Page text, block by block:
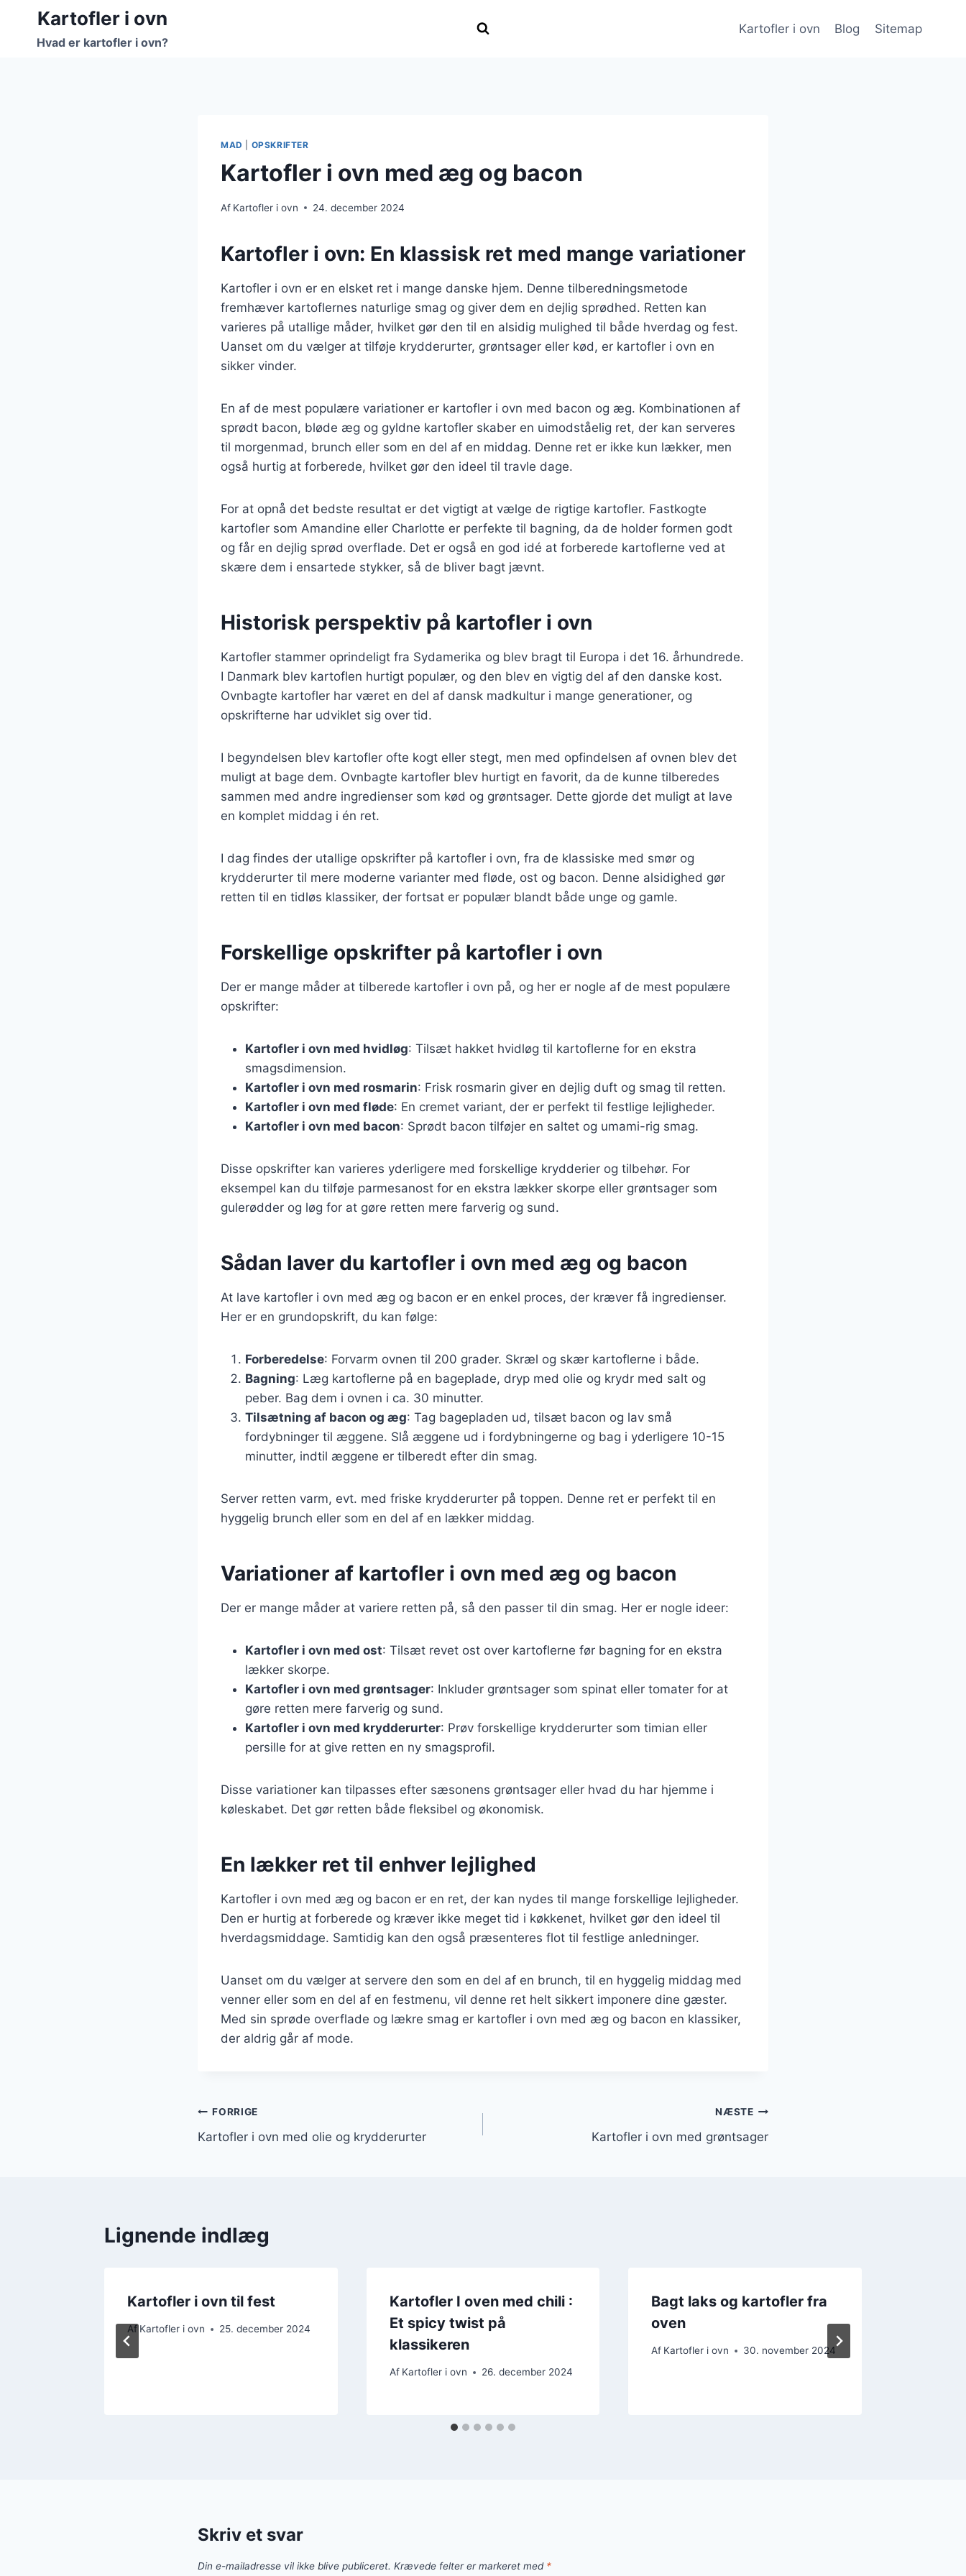
Fortsæt
indhold
Kartofler i ovn
Hvad er kartofler i ovn?
Kartofler i ovn Blog Sitemap
MAD OPSKRIFTER
Kartofler i ovn med æg og bacon
Af Kartofler i ovn 24. december 2024
Kartofler i ovn: En klassisk ret med mange variationer
Kartofler i ovn er en elsket ret i mange danske hjem. Denne tilberedningsmetode
fremhæver kartoflernes naturlige smag og giver dem en dejlig sprødhed. Retten kan
varieres på utallige måder, hvilket gør den til en alsidig mulighed til både hverdag og fest.
Uanset om du vælger at tilføje krydderurter, grøntsager eller kød, er kartofler i ovn en
sikker vinder.
En af de mest populære variationer er kartofler i ovn med bacon og æg. Kombinationen af
sprødt bacon, bløde æg og gyldne kartofler skaber en uimodståelig ret, der kan serveres
til morgenmad, brunch eller som en del af en middag. Denne ret er ikke kun lækker, men
også hurtig at forberede, hvilket gør den ideel til travle dage.
For at opnå det bedste resultat er det vigtigt at vælge de rigtige kartofler. Fastkogte
kartofler som Amandine eller Charlotte er perfekte til bagning, da de holder formen godt
og får en dejlig sprød overflade. Det er også en god idé at forberede kartoflerne ved at
skære dem i ensartede stykker, så de bliver bagt jævnt.
Historisk perspektiv på kartofler i ovn
Kartofler stammer oprindeligt fra Sydamerika og blev bragt til Europa i det 16. århundrede.
I Danmark blev kartoflen hurtigt populær, og den blev en vigtig del af den danske kost.
Ovnbagte kartofler har været en del af dansk madkultur i mange generationer, og
opskrifterne har udviklet sig over tid.
I begyndelsen blev kartofler ofte kogt eller stegt, men med opfindelsen af ovnen blev det
muligt at bage dem. Ovnbagte kartofler blev hurtigt en favorit, da de kunne tilberedes
sammen med andre ingredienser som kød og grøntsager. Dette gjorde det muligt at lave
en komplet middag i én ret.
I dag findes der utallige opskrifter på kartofler i ovn, fra de klassiske med smør og
krydderurter til mere moderne varianter med fløde, ost og bacon. Denne alsidighed gør
retten til en tidløs klassiker, der fortsat er populær blandt både unge og gamle.
Forskellige opskrifter på kartofler i ovn
Der er mange måder at tilberede kartofler i ovn på, og her er nogle af de mest populære
opskrifter:
Kartofler i ovn med hvidløg: Tilsæt hakket hvidløg til kartoflerne for en ekstra
smagsdimension.
Kartofler i ovn med rosmarin: Frisk rosmarin giver en dejlig duft og smag til retten.
Kartofler i ovn med fløde: En cremet variant, der er perfekt til festlige lejligheder.
Kartofler i ovn med bacon: Sprødt bacon tilføjer en saltet og umami-rig smag.
Disse opskrifter kan varieres yderligere med forskellige krydderier og tilbehør. For
eksempel kan du tilføje parmesanost for en ekstra lækker skorpe eller grøntsager som
gulerødder og løg for at gøre retten mere farverig og sund.
Sådan laver du kartofler i ovn med æg og bacon
At lave kartofler i ovn med æg og bacon er en enkel proces, der kræver få ingredienser.
Her er en grundopskrift, du kan følge:
Forberedelse: Forvarm ovnen til 200 grader. Skræl og skær kartoflerne i både.
Bagning: Læg kartoflerne på en bageplade, dryp med olie og krydr med salt og
peber. Bag dem i ovnen i ca. 30 minutter.
Tilsætning af bacon og æg: Tag bagepladen ud, tilsæt bacon og lav små
fordybninger til æggene. Slå æggene ud i fordybningerne og bag i yderligere 10-15
minutter, indtil æggene er tilberedt efter din smag.
Server retten varm, evt. med friske krydderurter på toppen. Denne ret er perfekt til en
hyggelig brunch eller som en del af en lækker middag.
Variationer af kartofler i ovn med æg og bacon
Der er mange måder at variere retten på, så den passer til din smag. Her er nogle ideer:
Kartofler i ovn med ost: Tilsæt revet ost over kartoflerne før bagning for en ekstra
lækker skorpe.
Kartofler i ovn med grøntsager: Inkluder grøntsager som spinat eller tomater for at
gøre retten mere farverig og sund.
Kartofler i ovn med krydderurter: Prøv forskellige krydderurter som timian eller
persille for at give retten en ny smagsprofil.
Disse variationer kan tilpasses efter sæsonens grøntsager eller hvad du har hjemme i
køleskabet. Det gør retten både fleksibel og økonomisk.
En lækker ret til enhver lejlighed
Kartofler i ovn med æg og bacon er en ret, der kan nydes til mange forskellige lejligheder.
Den er hurtig at forberede og kræver ikke meget tid i køkkenet, hvilket gør den ideel til
hverdagsmiddage. Samtidig kan den også præsenteres flot til festlige anledninger.
Uanset om du vælger at servere den som en del af en brunch, til en hyggelig middag med
venner eller som en del af en festmenu, vil denne ret helt sikkert imponere dine gæster.
Med sin sprøde overflade og lækre smag er kartofler i ovn med æg og bacon en klassiker,
der aldrig går af mode.
Indlægsnavigation
FORRIGE
Kartofler i ovn med olie og krydderurter
NÆSTE
Kartofler i ovn med grøntsager
Lignende indlæg
Kartofler i ovn til fest
Af Kartofler i ovn 25. december 2024
Kartofler I oven med chili :
Et spicy twist på
klassikeren
Af Kartofler i ovn 26. december 2024
Bagt laks og kartofler fra
oven
Af Kartofler i ovn 30. november 2024
Skriv et svar
Din e-mailadresse vil ikke blive publiceret. Krævede felter er markeret med *